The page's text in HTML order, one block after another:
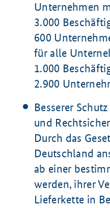
Unternehmen
3.000
600
für alle
1.000
2.900
Besserer
und
Durch das
Deutschland
ab einer
werden, ihrer
Lieferkette in